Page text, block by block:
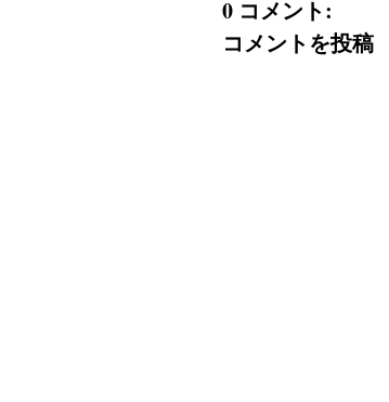
0 コメント:
コメントを投稿